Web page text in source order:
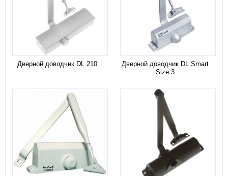
Дверной доводчик DL 210
Дверной доводчик DL Smart
Size 3